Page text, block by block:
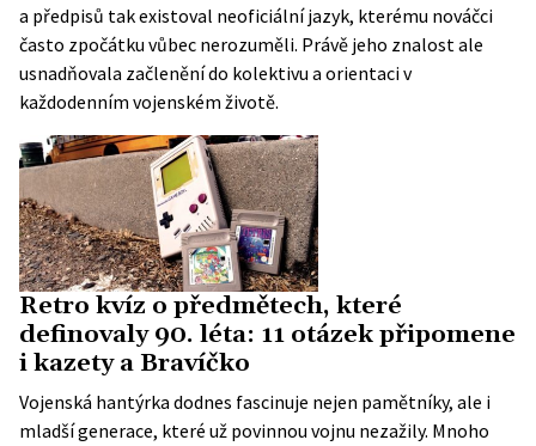
a předpisů tak existoval neoficiální jazyk, kterému nováčci
často zpočátku vůbec nerozuměli. Právě jeho znalost ale
usnadňovala začlenění do kolektivu a orientaci v
každodenním vojenském životě.
Retro kvíz o předmětech, které
definovaly 90. léta: 11 otázek připomene
i kazety a Bravíčko
Vojenská hantýrka dodnes fascinuje nejen pamětníky, ale i
mladší generace, které už povinnou vojnu nezažily. Mnoho